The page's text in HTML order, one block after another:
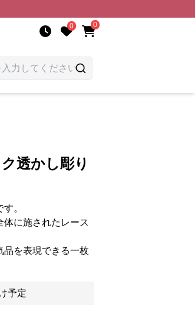
0 0
透かし彫り
。
に施されたレース
品を表現できる一枚
予定